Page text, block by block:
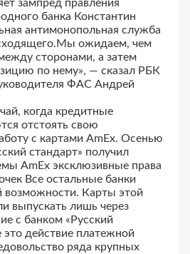
зампред правления
банка Константин
антимонопольная служба
ожидаем, чем
сторонами, а затем
по нему», — сказал РБК
ФАС Андрей
когда кредитные
отстоять свою
с картами AmEx. Осенью
стандарт» получил
AmEx эксклюзивные права
Все остальные банки
Карты этой
выпускать лишь через
с банком «Русский
это действие платежной
ряда крупных